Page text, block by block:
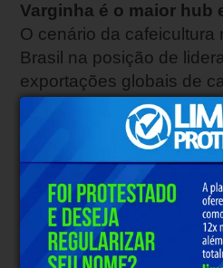
Varginha é o maior hub
O cenário da cafeicultura
Brasil na posição de
exportações globais de
território nacional, o
ocupa o posto de
os índices de exportação
condição de liderança
de forma coordenada
operacionais
o setor: a centralização